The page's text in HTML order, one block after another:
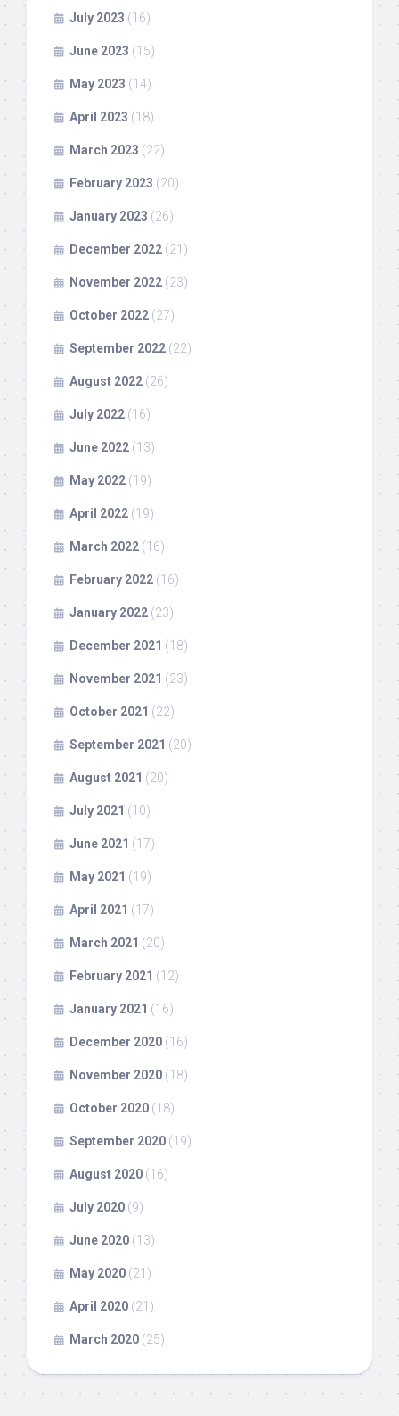
July 2023 (16)
June 2023 (15)
May 2023 (14)
April 2023 (18)
March 2023 (22)
February 2023 (20)
January 2023 (26)
December 2022 (21)
November 2022 (23)
October 2022 (27)
September 2022 (22)
August 2022 (26)
July 2022 (16)
June 2022 (13)
May 2022 (19)
April 2022 (19)
March 2022 (16)
February 2022 (16)
January 2022 (23)
December 2021 (18)
November 2021 (23)
October 2021 (22)
September 2021 (20)
August 2021 (20)
July 2021 (10)
June 2021 (17)
May 2021 (19)
April 2021 (17)
March 2021 (20)
February 2021 (12)
January 2021 (16)
December 2020 (16)
November 2020 (18)
October 2020 (18)
September 2020 (19)
August 2020 (16)
July 2020 (9)
June 2020 (13)
May 2020 (21)
April 2020 (21)
March 2020 (25)